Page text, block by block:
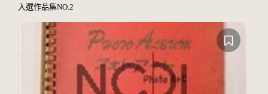
入選作品集NO.2